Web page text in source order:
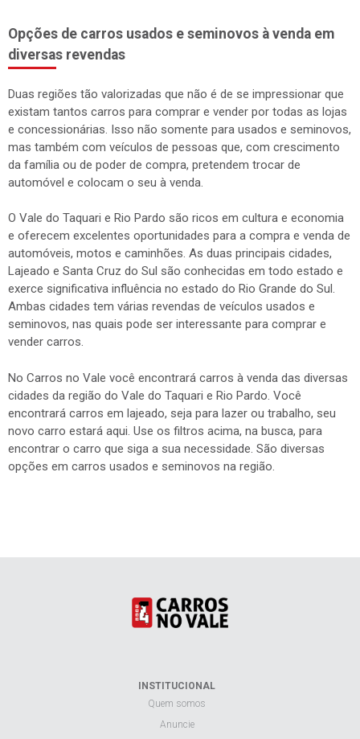
Opções de carros usados e seminovos à venda em
diversas revendas
Duas regiões tão valorizadas que não é de se impressionar que
existam tantos carros para comprar e vender por todas as lojas
e concessionárias. Isso não somente para usados e seminovos,
mas também com veículos de pessoas que, com crescimento
da família ou de poder de compra, pretendem trocar de
automóvel e colocam o seu à venda.
O Vale do Taquari e Rio Pardo são ricos em cultura e economia
e oferecem excelentes oportunidades para a compra e venda de
automóveis, motos e caminhões. As duas principais cidades,
Lajeado e Santa Cruz do Sul são conhecidas em todo estado e
exerce significativa influência no estado do Rio Grande do Sul.
Ambas cidades tem várias revendas de veículos usados e
seminovos, nas quais pode ser interessante para comprar e
vender carros.
No Carros no Vale você encontrará carros à venda das diversas
cidades da região do Vale do Taquari e Rio Pardo. Você
encontrará carros em lajeado, seja para lazer ou trabalho, seu
novo carro estará aqui. Use os filtros acima, na busca, para
encontrar o carro que siga a sua necessidade. São diversas
opções em carros usados e seminovos na região.
INSTITUCIONAL
Quem somos
Anuncie